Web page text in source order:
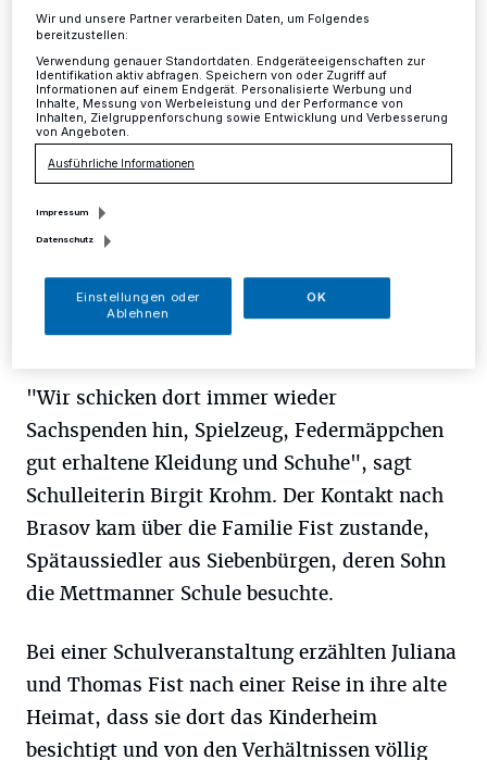
Mettmann·Nach Brasov hat die Grundschule
Herrenhauser Straße schon seit einigen Jahren
regelmäßig Kontakt. Dem dortigen Kinderheim wurde
schon häufig geholfen.
"Wir schicken dort immer wieder
Sachspenden hin, Spielzeug, Federmäppchen
gut erhaltene Kleidung und Schuhe", sagt
Schulleiterin Birgit Krohm. Der Kontakt nach
Brasov kam über die Familie Fist zustande,
Spätaussiedler aus Siebenbürgen, deren Sohn
die Mettmanner Schule besuchte.
Bei einer Schulveranstaltung erzählten Juliana
und Thomas Fist nach einer Reise in ihre alte
Heimat, dass sie dort das Kinderheim
besichtigt und von den Verhältnissen völlig
Wir und unsere Partner verarbeiten Daten, um Folgendes
bereitzustellen:
Verwendung genauer Standortdaten. Endgeräteeigenschaften zur
Identifikation aktiv abfragen. Speichern von oder Zugriff auf
Informationen auf einem Endgerät. Personalisierte Werbung und
Inhalte, Messung von Werbeleistung und der Performance von
Inhalten, Zielgruppenforschung sowie Entwicklung und Verbesserung
von Angeboten.
Ausführliche Informationen
Impressum
Datenschutz
Einstellungen oder
Ablehnen
OK